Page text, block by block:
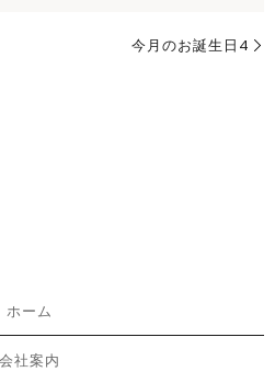
今月のお誕生日4
ホーム
会社案内